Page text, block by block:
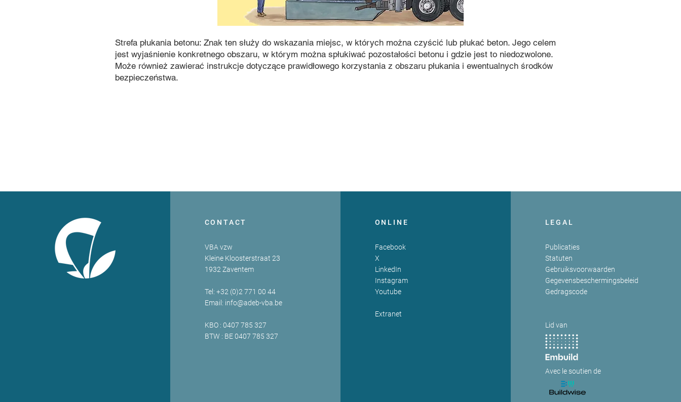
Strefa płukania betonu: Znak ten służy do wskazania miejsc, w których można czyścić lub płukać beton. Jego celem
jest wyjaśnienie konkretnego obszaru, w którym można spłukiwać pozostałości betonu i gdzie jest to niedozwolone.
Może również zawierać instrukcje dotyczące prawidłowego korzystania z obszaru płukania i ewentualnych środków
bezpieczeństwa.
CONTACT
VBA vzw
Kleine Kloosterstraat 23
1932 Zaventem
Tel: +32 (0)2 771 00 44
Email: info@adeb-vba.be
KBO : 0407 785 327
BTW : BE 0407 785 327
ONLINE
Facebook
X
LinkedIn
Instagram
Youtube
Extranet
LEGAL
Publicaties
Statuten
Gebruiksvoorwaarden
Gegevensbeschermingsbeleid
Gedragscode
Lid van
Avec le soutien de